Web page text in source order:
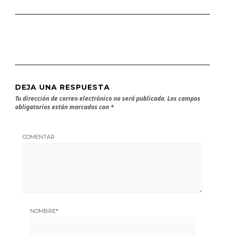
DEJA UNA RESPUESTA
Tu dirección de correo electrónico no será publicada. Los campos
obligatorios están marcados con *
COMENTAR
NOMBRE*